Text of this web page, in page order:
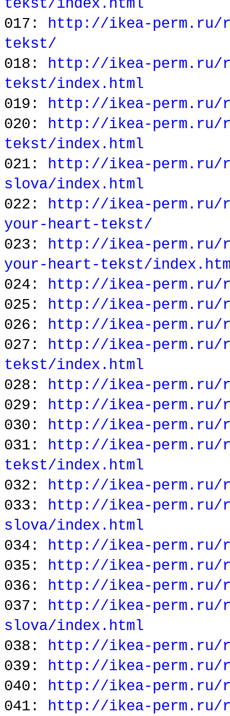
tekst/index.html
017: http://ikea-perm.ru/
tekst/
018: http://ikea-perm.ru/
tekst/index.html
019: http://ikea-
020: http://ikea-
tekst/index.html
021: http://ikea-perm.ru/
slova/index.html
022: http://ikea-perm.ru/
your-heart-tekst/
023: http://ikea-perm.ru/
your-heart-tekst/
024: http://ikea-perm.ru/
025: http://ikea-perm.ru/
026: http://ikea-perm.ru/
027: http://ikea-perm.ru/
tekst/index.html
028: http://ikea-perm.ru/
029: http://ikea-perm.ru/
030: http://ikea-perm.ru/
031: http://ikea-perm.ru/
tekst/index.html
032: http://ikea-perm.ru/
033: http://ikea-
slova/index.html
034: http://ikea-perm.ru/
035: http://ikea-perm.ru/
036: http://ikea-perm.ru/
037: http://ikea-perm.ru/
slova/index.html
038: http://ikea-perm.ru/
039: http://ikea-perm.ru/
040: http://ikea-perm.ru/
041: http://ikea-perm.ru/